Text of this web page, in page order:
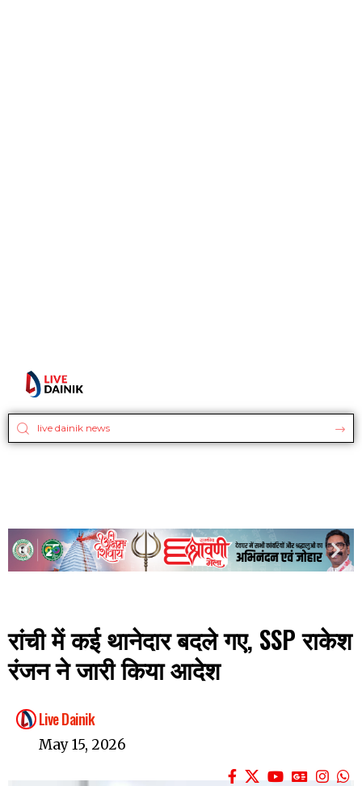
रांची में कई थानेदार बदले गए, SSP राकेश
रंजन ने जारी किया आदेश
Live Dainik
May 15, 2026